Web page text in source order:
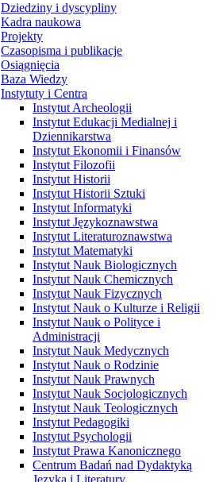
Dziedziny i dyscypliny
Kadra naukowa
Projekty
Czasopisma i publikacje
Osiągnięcia
Baza Wiedzy
Instytuty i Centra
Instytut Archeologii
Instytut Edukacji Medialnej i
Dziennikarstwa
Instytut Ekonomii i Finansów
Instytut Filozofii
Instytut Historii
Instytut Historii Sztuki
Instytut Informatyki
Instytut Językoznawstwa
Instytut Literaturoznawstwa
Instytut Matematyki
Instytut Nauk Biologicznych
Instytut Nauk Chemicznych
Instytut Nauk Fizycznych
Instytut Nauk o Kulturze i Religii
Instytut Nauk o Polityce i
Administracji
Instytut Nauk Medycznych
Instytut Nauk o Rodzinie
Instytut Nauk Prawnych
Instytut Nauk Socjologicznych
Instytut Nauk Teologicznych
Instytut Pedagogiki
Instytut Psychologii
Instytut Prawa Kanonicznego
Centrum Badań nad Dydaktyką